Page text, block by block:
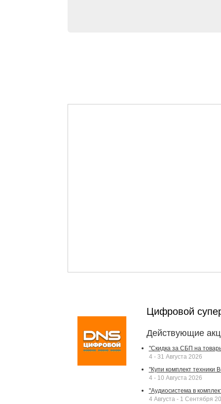
Цифровой
Действующие
"Скидка за СБП на
4 - 31 Августа 2026
"Купи комплект техники
4 - 10 Августа 2026
"Аудиосистема в
4 Августа - 1 Сентября